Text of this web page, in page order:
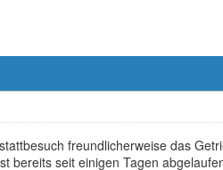
freundlicherweise das
bereits seit einigen Tagen